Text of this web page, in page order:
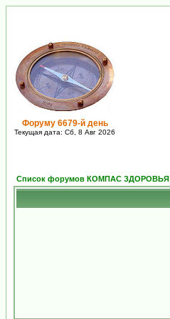
Форуму 6679-й день
Текущая дата: Сб, 8 Авг 2026
Список форумов КОМПАС ЗДОРОВЬЯ